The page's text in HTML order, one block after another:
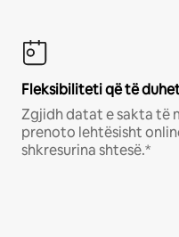
Fleksibiliteti që të
Zgjidh datat e sakta të
prenoto lehtësisht
shkresurina shtesë.*